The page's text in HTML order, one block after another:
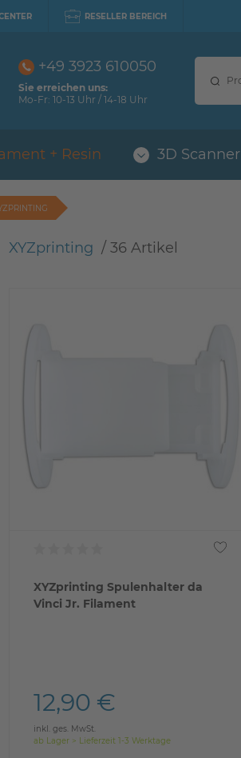
RESELLER BEREICH
+49 3923 610050
Sie erreichen uns:
Mo-Fr: 10-13 Uhr / 14-18 Uhr
+ Resin 3D Scanner
XYZprinting / 36 Artikel
XYZprinting Spulenhalter da
Vinci Jr. Filament
12,90 €
inkl. ges. MwSt.
ab Lager > Lieferzeit 1-3 Werktage